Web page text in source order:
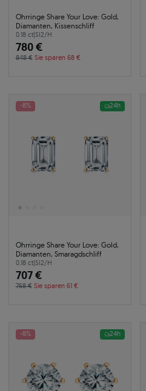
Ohrringe Share Your Love: Gold,
Diamanten, Kissenschliff
0.18 ct|SI2/H
780 €
848 € Sie sparen 68 €
-8% 24h
Ohrringe Share Your Love: Gold,
Diamanten, Smaragdschliff
0.18 ct|SI2/H
707 €
768 € Sie sparen 61 €
-8% 24h